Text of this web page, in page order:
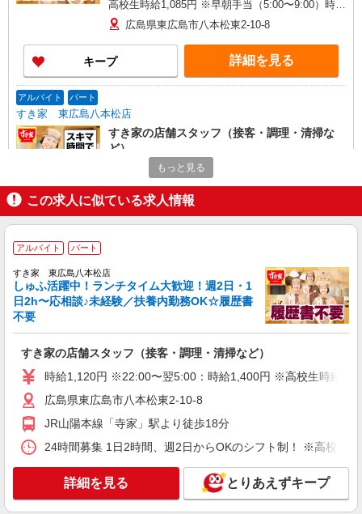
高校生時給1,085円 ※早朝手当（5:00〜9:00）時給
＋150円広島県東広島市八本松東2-10-8
キープ 詳細を見る
アルバイト パート
すき家 東広島八本松店
すき家の店舗スタッフ（接客・調理・清掃な
ど）
時給1,400円
広島県東広島市八本松東2-10-8
キープ 詳細を見る
もっと見る
この求人に似ている求人情報
アルバイト パート
すき家 東広島八本松店
しゅふ活躍中！ランチタイム大歓迎！週2日・1
日2h〜応相談♪未経験／扶養内勤務OK☆履歴書
不要
すき家の店舗スタッフ（接客・調理・清掃など）
時給1,120円 ※22:00〜翌5:00：時給1,400円 ※高校生時給
広島県東広島市八本松東2-10-8
JR山陽本線「寺家」駅より徒歩18分
24時間募集 1日2時間、週2日からOKのシフト制！ ※高校生
詳細を見る とりあえずキープ